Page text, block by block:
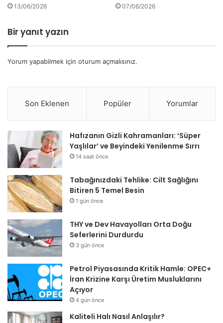
13/06/2026 07/06/2026
Bir yanıt yazın
Yorum yapabilmek için oturum açmalısınız.
Son Eklenen Popüler Yorumlar
Hafızanın Gizli Kahramanları: ‘Süper
Yaşlılar’ ve Beyindeki Yenilenme Sırrı
14 saat önce
Tabağınızdaki Tehlike: Cilt Sağlığını
Bitiren 5 Temel Besin
1 gün önce
THY ve Dev Havayolları Orta Doğu
Seferlerini Durdurdu
3 gün önce
Petrol Piyasasında Kritik Hamle: OPEC+
İran Krizine Karşı Üretim Musluklarını
Açıyor
4 gün önce
Kaliteli Halı Nasıl Anlaşılır?